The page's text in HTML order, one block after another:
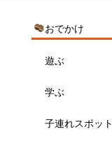
おでかけ
遊ぶ
学ぶ
子連れスポット